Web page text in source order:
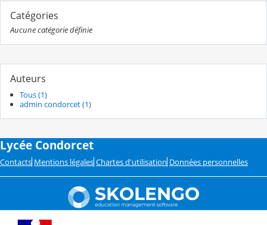
Catégories
Aucune catégorie définie
Auteurs
Tous (1)
admin condorcet (1)
Lycée Condorcet
Contacts Mentions légales Chartes d'utilisation Données personnelles